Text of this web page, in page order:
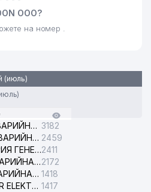
ООО 563 м
№100
ООО
ООО?
на номер .
(июль)
ЯШНАБАДСКАЯ АВАРИЙНАЯ СЛУЖБА ЭЛЕКТРОСЕТИ 3182
ЧИЛАНЗАРСКАЯ АВАРИЙНАЯ СЛУЖБА ЭЛЕКТРОСЕТИ 2459
ТЕЛЕФОНЫ ДОВЕРИЯ ГЕНЕРАЛЬНОЙ ПРОКУРАТУРЫ РЕСПУБЛИКИ УЗБЕКИСТАН2411
АЛМАЗАРСКАЯ АВАРИЙНАЯ СЛУЖБА ЭЛЕКТРОСЕТИ2172
УЧТЕПИНСКАЯ АВАРИЙНАЯ СЛУЖБА ЭЛЕКТРОСЕТИ 1418
TOSHKENT SHAHAR ELEKTR TARMOQLARI KORXONASI АО 1417